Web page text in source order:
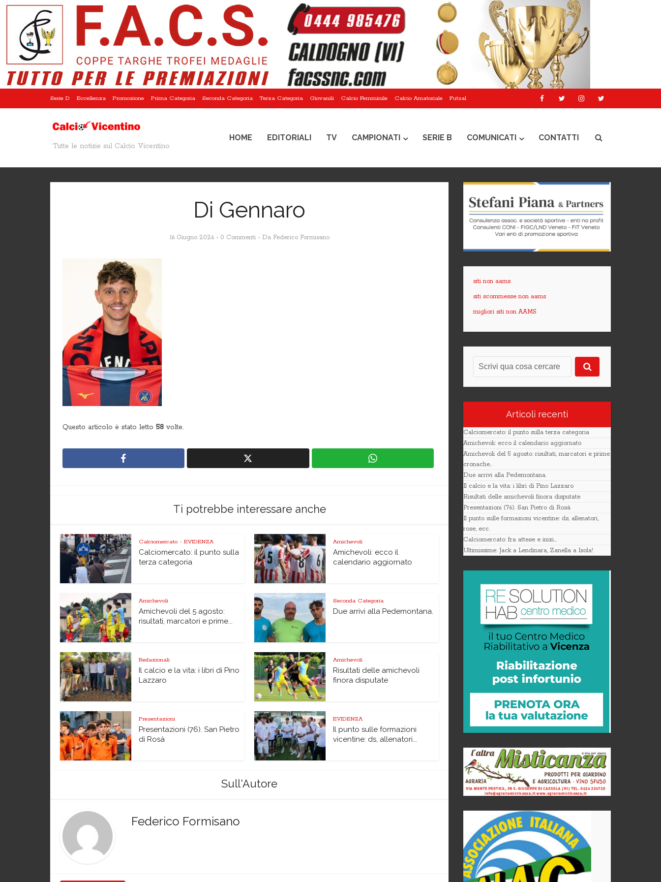
Serie D Eccellenza Promozione Prima Categoria Seconda Categoria Terza Categoria Giovanili Calcio Femminile Calcio Amatoriale Futsal
Tutte le notizie sul Calcio Vicentino
HOME EDITORIALI TV CAMPIONATI SERIE B COMUNICATI CONTATTI
Di Gennaro
16 Giugno 2026 0 Commenti Da Federico Formisano
Questo articolo è stato letto 58 volte.
Ti potrebbe interessare anche
Calciomercato • EVIDENZA
Calciomercato: il punto sulla
terza categoria
Amichevoli
Amichevoli: ecco il
calendario aggiornato
Amichevoli
Amichevoli del 5 agosto:
risultati, marcatori e prime...
Seconda Categoria
Due arrivi alla Pedemontana.
Redazionali
Il calcio e la vita: i libri di Pino
Lazzaro
Amichevoli
Risultati delle amichevoli
finora disputate
Presentazioni
Presentazioni (76). San Pietro
di Rosà
EVIDENZA
Il punto sulle formazioni
vicentine: ds, allenatori...
Sull'Autore
Federico Formisano
siti non aams
siti scommesse non aams
migliori siti non AAMS
Articoli recenti
Calciomercato: il punto sulla terza categoria
Amichevoli: ecco il calendario aggiornato
Amichevoli del 5 agosto: risultati, marcatori e prime
cronache..
Due arrivi alla Pedemontana.
Il calcio e la vita: i libri di Pino Lazzaro
Risultati delle amichevoli finora disputate
Presentazioni (76). San Pietro di Rosà
Il punto sulle formazioni vicentine: ds, allenatori,
rose, ecc.
Calciomercato: fra attese e inizi…
Ultimissime: Jack a Lendinara, Zanella a Isola!